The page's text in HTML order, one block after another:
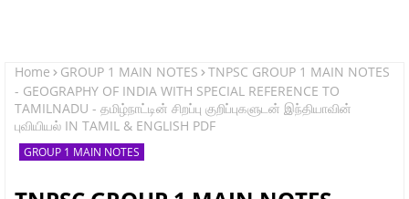
Home GROUP 1 MAIN NOTES
TNPSC GROUP 1 MAIN NOTES
- GEOGRAPHY OF INDIA WITH SPECIAL REFERENCE TO
TAMILNADU - தமிழ்நாட்டின் சிறப்பு குறிப்புகளுடன் இந்தியாவின்
புவியியல் IN TAMIL & ENGLISH PDF
GROUP 1 MAIN NOTES